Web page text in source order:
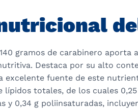
gramos de carabinero aporta
Destaca por su alto
excelente fuente de este
lípidos totales, de los cuales
y 0,34 g poliinsaturadas,